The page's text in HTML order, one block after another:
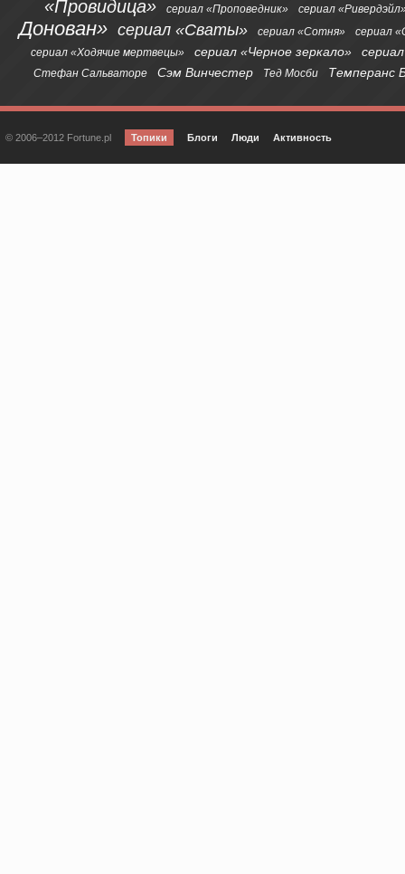
«Провидица» сериал «Проповедник» сериал
Донован» сериал «Сваты» сериал «Сотня»
сериал
сериал «Ходячие мертвецы»
сериал «Черное зеркало»
Стефан Сальваторе Сэм Винчестер Тед Мосби Темперанс
© 2006–2012 Fortune.pl Топики Блоги Люди Активность